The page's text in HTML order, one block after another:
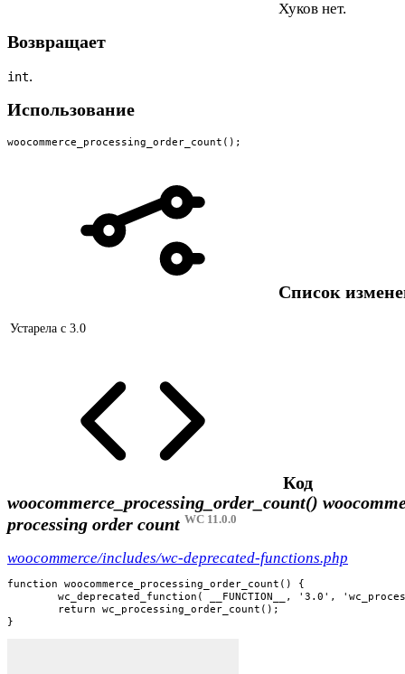
Хуков нет.
Возвращает
int.
Использование
woocommerce_processing_order_count();
Список
Устарела с 3.0
Код
woocommerce_processing_order_count()
processing order count WC 11.0.0
woocommerce/includes/wc-deprecated-functions.php
function woocommerce_processing_order_count() {
}